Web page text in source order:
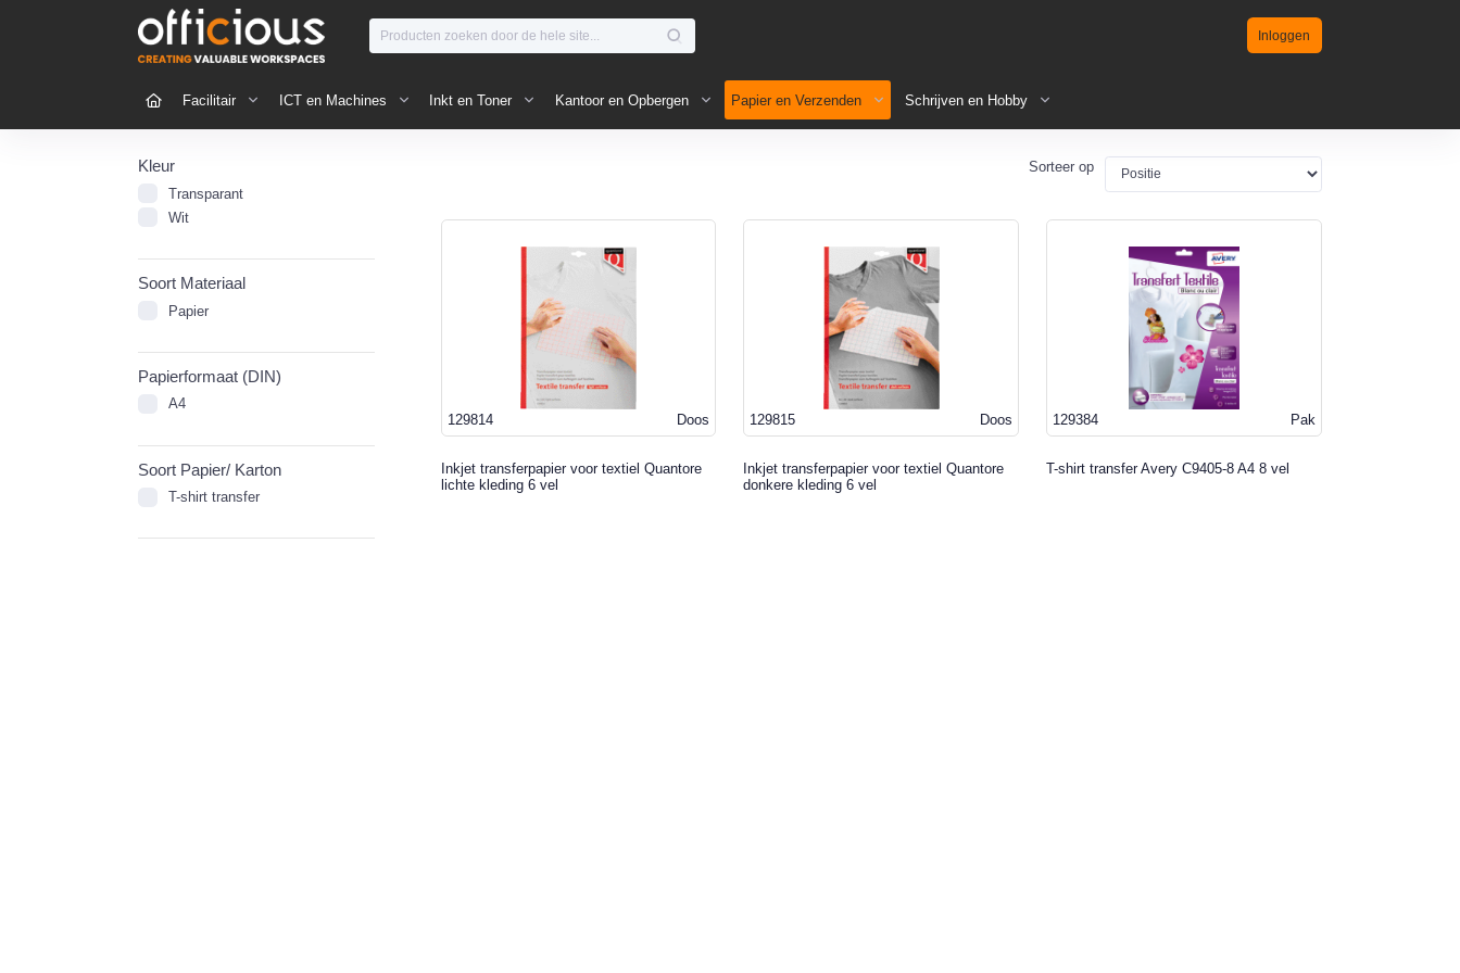
Inloggen
Facilitair ICT en Machines Inkt en Toner Kantoor en Opbergen Papier en Verzenden Schrijven en Hobby
Kleur
Transparant
Wit
Soort Materiaal
Papier
Papierformaat (DIN)
A4
Soort Papier/ Karton
T-shirt transfer
Sorteer op
Doos
129814
Inkjet transferpapier voor textiel Quantore
lichte kleding 6 vel
Doos
129815
Inkjet transferpapier voor textiel Quantore
donkere kleding 6 vel
Pak
129384
T-shirt transfer Avery C9405-8 A4 8 vel